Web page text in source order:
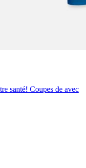
santé! Coupes de avec